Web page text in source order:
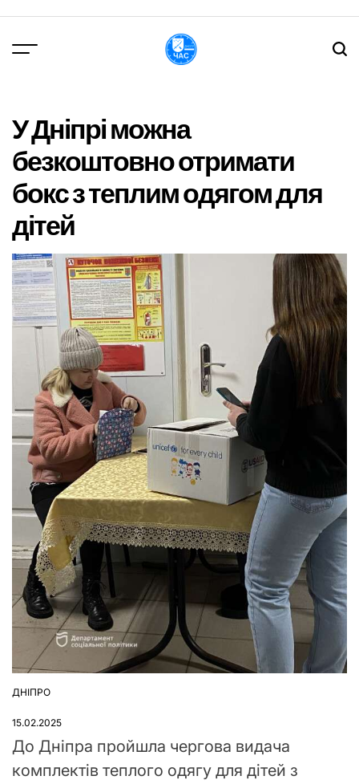
вмісту
У Дніпрі можна
безкоштовно отримати
бокс з теплим одягом для
дітей
ОПУБЛІКУВАТИ
ДНІПРО
15.02.2025
До Дніпра пройшла чергова видача
комплектів теплого одягу для дітей з